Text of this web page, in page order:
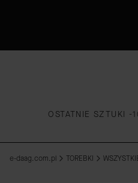
OSTATNIE SZTUKI -
e-daag.com.pl TOREBKI